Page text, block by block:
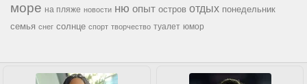
море на пляже новости ню опыт остров отдых понедельник
семья снег солнце спорт творчество туалет юмор